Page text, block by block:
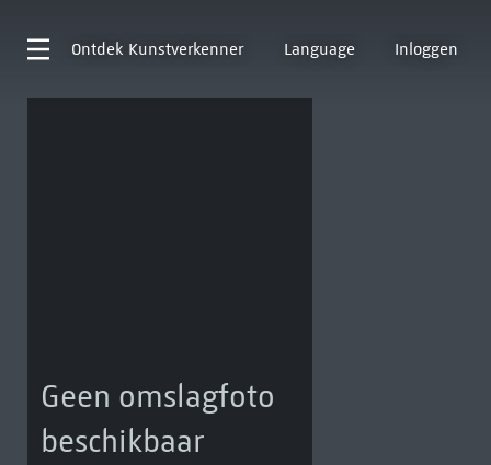
Ontdek Kunstverkenner Language Inloggen
Geen omslagfoto
beschikbaar